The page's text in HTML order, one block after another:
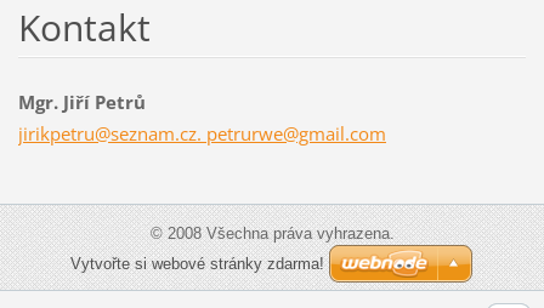
Kontakt
Mgr. Jiří Petrů
jirikpetru@seznam.cz. petrurwe@gmail.com
© 2008 Všechna práva vyhrazena.
Vytvořte si webové stránky zdarma!